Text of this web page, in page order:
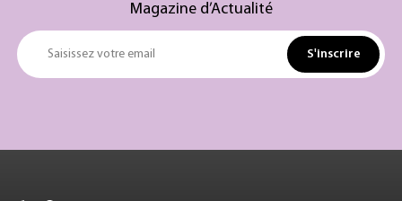
Magazine d’Actualité
Saisissez votre email S'inscrire